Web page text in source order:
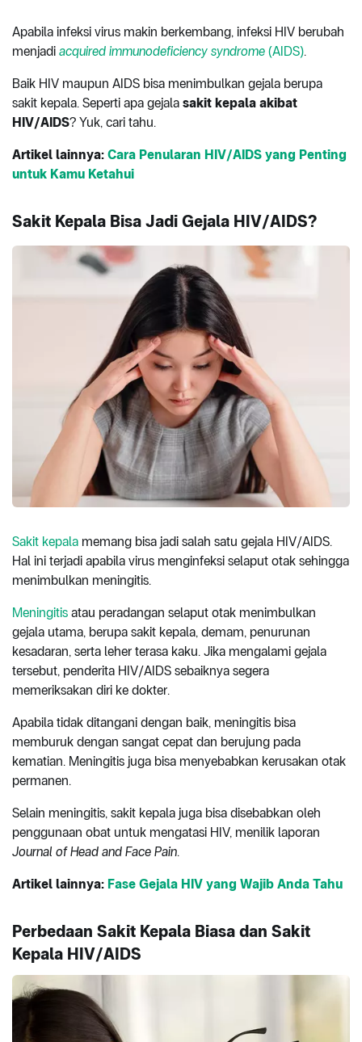
Apabila infeksi virus makin berkembang, infeksi HIV berubah
menjadi acquired immunodeficiency syndrome (AIDS).
Baik HIV maupun AIDS bisa menimbulkan gejala berupa
sakit kepala. Seperti apa gejala sakit kepala akibat
HIV/AIDS? Yuk, cari tahu.
Artikel lainnya: Cara Penularan HIV/AIDS yang Penting
untuk Kamu Ketahui
Sakit Kepala Bisa Jadi Gejala HIV/AIDS?
Sakit kepala memang bisa jadi salah satu gejala HIV/AIDS.
Hal ini terjadi apabila virus menginfeksi selaput otak sehingga
menimbulkan meningitis.
Meningitis atau peradangan selaput otak menimbulkan
gejala utama, berupa sakit kepala, demam, penurunan
kesadaran, serta leher terasa kaku. Jika mengalami gejala
tersebut, penderita HIV/AIDS sebaiknya segera
memeriksakan diri ke dokter.
Apabila tidak ditangani dengan baik, meningitis bisa
memburuk dengan sangat cepat dan berujung pada
kematian. Meningitis juga bisa menyebabkan kerusakan otak
permanen.
Selain meningitis, sakit kepala juga bisa disebabkan oleh
penggunaan obat untuk mengatasi HIV, menilik laporan
Journal of Head and Face Pain.
Artikel lainnya: Fase Gejala HIV yang Wajib Anda Tahu
Perbedaan Sakit Kepala Biasa dan Sakit
Kepala HIV/AIDS